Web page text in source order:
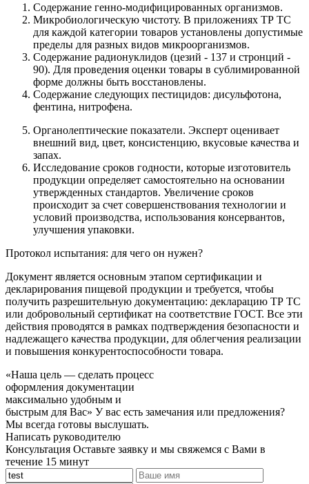
Содержание генно-модифицированных организмов.
Микробиологическую чистоту. В приложениях ТР ТС
для каждой категории товаров установлены допустимые
пределы для разных видов микроорганизмов.
Содержание радионуклидов (цезий - 137 и стронций -
90). Для проведения оценки товары в сублимированной
форме должны быть восстановлены.
Содержание следующих пестицидов: дисульфотона,
фентина, нитрофена.
Органолептические показатели. Эксперт оценивает
внешний вид, цвет, консистенцию, вкусовые качества и
запах.
Исследование сроков годности, которые изготовитель
продукции определяет самостоятельно на основании
утвержденных стандартов. Увеличение сроков
происходит за счет совершенствования технологии и
условий производства, использования консервантов,
улучшения упаковки.
Протокол испытания: для чего он нужен?
Документ является основным этапом сертификации и
декларирования пищевой продукции и требуется, чтобы
получить разрешительную документацию: декларацию ТР ТС
или добровольный сертификат на соответствие ГОСТ. Все эти
действия проводятся в рамках подтверждения безопасности и
надлежащего качества продукции, для облегчения реализации
и повышения конкурентоспособности товара.
«Наша цель — сделать процесс
оформления документации
максимально удобным и
быстрым для Вас» У вас есть замечания или предложения?
Мы всегда готовы выслушать.
Написать руководителю
Консультация Оставьте заявку и мы свяжемся с Вами в
течение 15 минут